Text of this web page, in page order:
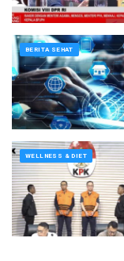
BERITA SEHAT
WELLNESS & DIET